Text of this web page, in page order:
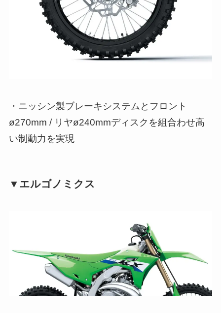
・ニッシン製ブレーキシステムとフロント
ø270mm / リヤø240mmディスクを組合わせ高
い制動力を実現
▼エルゴノミクス